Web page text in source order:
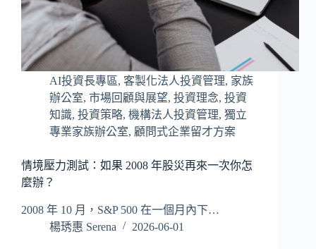
AI投資長專區, 客製化法人投資管理, 家族
辦公室, 市場回顧與展望, 投資理念, 投資
知識, 投資策略, 機構法人投資管理, 獨立
專業家族辦公室, 顧問式企業留才方案
情境壓力測試：如果 2008 年股災再來一次你怎
麼辦？
2008 年 10 月，S&P 500 在一個月內下…
楊琇惠 Serena
2026-06-01